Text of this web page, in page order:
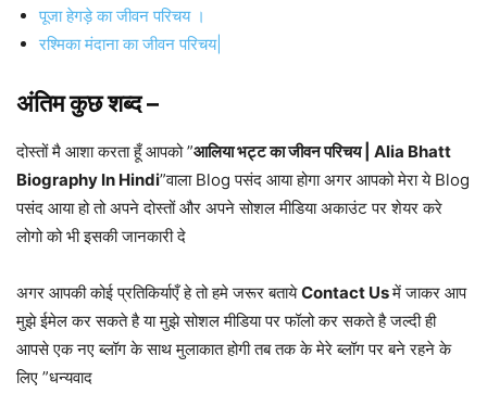
पूजा हेगड़े का जीवन परिचय ।
रश्मिका मंदाना का जीवन परिचय|
अंतिम कुछ शब्द –
दोस्तों मै आशा करता हूँ आपको ”आलिया भट्ट का जीवन परिचय | Alia Bhatt
Biography In Hindi”वाला Blog पसंद आया होगा अगर आपको मेरा ये Blog
पसंद आया हो तो अपने दोस्तों और अपने सोशल मीडिया अकाउंट पर शेयर करे
लोगो को भी इसकी जानकारी दे
अगर आपकी कोई प्रतिकिर्याएँ हे तो हमे जरूर बतायेContact Usमें जाकर आप
मुझे ईमेल कर सकते है या मुझे सोशल मीडिया पर फॉलो कर सकते है जल्दी ही
आपसे एक नए ब्लॉग के साथ मुलाकात होगी तब तक के मेरे ब्लॉग पर बने रहने के
लिए ”धन्यवाद